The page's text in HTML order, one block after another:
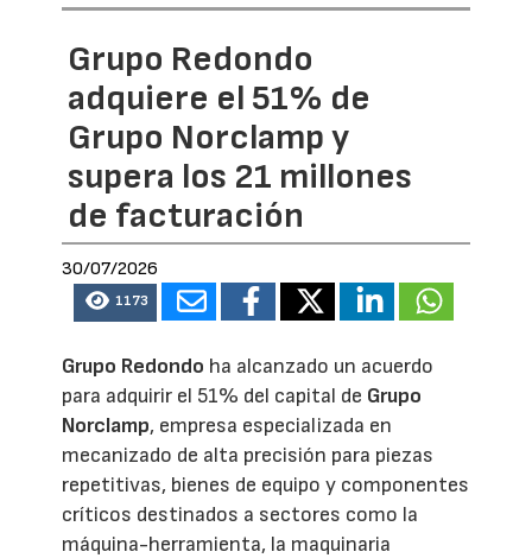
Grupo Redondo
adquiere el 51% de
Grupo Norclamp y
supera los 21 millones
de facturación
30/07/2026
1173
Grupo Redondo ha alcanzado un acuerdo
para adquirir el 51% del capital de Grupo
Norclamp, empresa especializada en
mecanizado de alta precisión para piezas
repetitivas, bienes de equipo y componentes
críticos destinados a sectores como la
máquina-herramienta, la maquinaria